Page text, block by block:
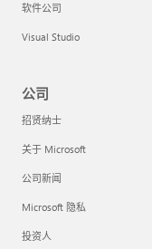
软件公司
Visual Studio
公司
招贤纳士
关于 Microsoft
公司新闻
Microsoft 隐私
投资人